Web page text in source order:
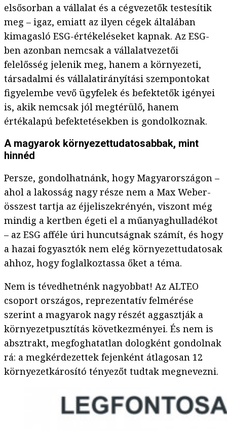
elsősorban a vállalat és a cégvezetők testesítik
meg – igaz, emiatt az ilyen cégek általában
kimagasló ESG-értékeléseket kapnak. Az ESG-
ben azonban nemcsak a vállalatvezetői
felelősség jelenik meg, hanem a környezeti,
társadalmi és vállalatirányítási szempontokat
figyelembe vevő ügyfelek és befektetők igényei
is, akik nemcsak jól megtérülő, hanem
értékalapú befektetésekben is gondolkoznak.
A magyarok környezettudatosabbak, mint
hinnéd
Persze, gondolhatnánk, hogy Magyarországon –
ahol a lakosság nagy része nem a Max Weber-
összest tartja az éjjeliszekrényén, viszont még
mindig a kertben égeti el a műanyaghulladékot
– az ESG afféle úri huncutságnak számít, és hogy
a hazai fogyasztók nem elég környezettudatosak
ahhoz, hogy foglalkoztassa őket a téma.
Nem is tévedhetnénk nagyobbat! Az ALTEO
csoport országos, reprezentatív felmérése
szerint a magyarok nagy részét aggasztják a
környezetpusztítás következményei. És nem is
absztrakt, megfoghatatlan dologként gondolnak
rá: a megkérdezettek fejenként átlagosan 12
környezetkárosító tényezőt tudtak megnevezni.